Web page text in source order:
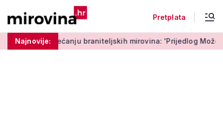
Pretplata
Najnovije:
o povećanju braniteljskih mirovina: 'Prijedlog Možemo!